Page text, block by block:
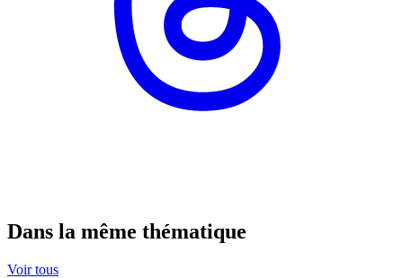
Dans la même thématique
Voir tous